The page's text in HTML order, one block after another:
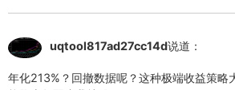
uqtool817ad27cc14d说道：
年化213%？回撤数据呢？这种极端收益策略